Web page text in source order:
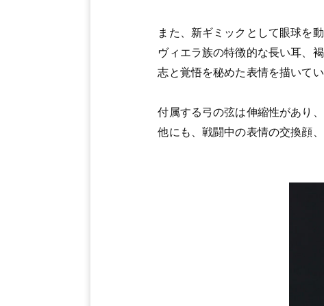
また、新ギミックとして眼球を
ヴィエラ族の特徴的な長い耳、
志と覚悟を秘めた表情を描いて
付属する弓の弦は伸縮性があり
他にも、戦闘中の表情の交換顔